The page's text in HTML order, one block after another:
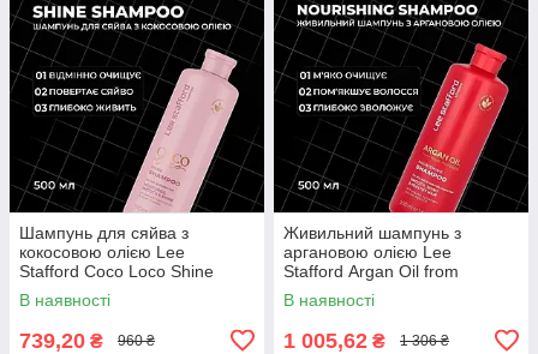
Шампунь для сяйва з
кокосовою олією Lee
Stafford Coco Loco Shine
Shampoo, 500 мл
В наявності
739,20 ₴ 960 ₴
Живильний шампунь з
аргановою олією Lee
Stafford Argan Oil from
Morocco Nourishing Shampoo,
500 мл
В наявності
1 005,62 ₴ 1 306 ₴